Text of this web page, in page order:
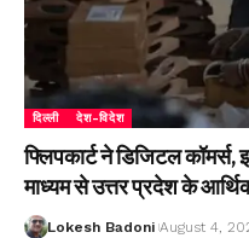
दिल्ली देश-विदेश
फ्लिपकार्ट ने डिजिटल
माध्यम से उत्तर प्रदेश के
Lokesh Badoni August 4,